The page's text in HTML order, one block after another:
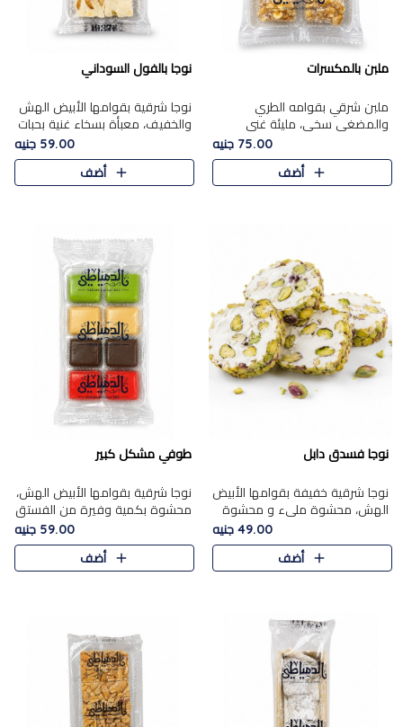
ملبن بالمكسرات
ملبن شرقي بقوامه الطري
والمضغي سخي، مليئة غني
بتشكيلة فاخرة من المكسرات
مشكلة المختارة التي تقدم تضيف
قرمشة مميزة مرضية ونكهة
75.00 جنيه
أضف
نوجا بالفول السوداني
نوجا شرقية بقوامها الأبيض الهش
والخفيف، معبأة بسخاء غنية بحبات
الفول السوداني المحمص التي
يقدم تضيف قرمشة مميزة مرضية
وتوازنًا رائعًا مع حلا..
59.00 جنيه
أضف
نوجا فسدق دابل
نوجا شرقية خفيفة بقوامها الأبيض
الهش، محشوة مليء و محشوة
بـكمية وفيرة من الفستق الفاخر
لتمنحك نكهة مكسرات غنية
وقرمشة مميزة في كل قطعة و
49.00 جنيه
أضف
طوفي مشكل كبير
نوجا شرقية بقوامها الأبيض الهش،
محشوة بكمية وفيرة من الفستق
الفاخر لتمنحك نكهة غنية وقرمشة
مميزة في كل قطعة، لتجربة تجمع
بين الفخامة والمذاق..
59.00 جنيه
أضف